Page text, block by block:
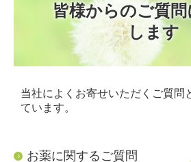
皆様からのご質問
します
当社によくお寄せいただくご質問
ています。
お薬に関するご質問